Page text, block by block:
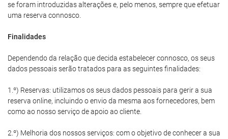
se foram introduzidas alterações e, pelo menos, sempre que efetuar
uma reserva connosco.
Finalidades
Dependendo da relação que decida estabelecer connosco, os seus
dados pessoais serão tratados para as seguintes finalidades:
1.º) Reservas: utilizamos os seus dados pessoais para gerir a sua
reserva online, incluindo o envio da mesma aos fornecedores, bem
como ao nosso serviço de apoio ao cliente.
2.º) Melhoria dos nossos serviços: com o objetivo de conhecer a sua